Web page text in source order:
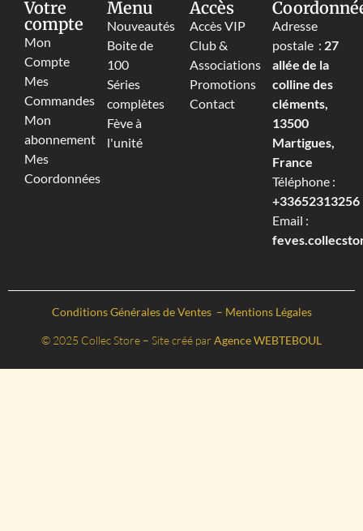
Votre
compte
Mon
Compte
Mes
Commandes
Mon
abonnement
Mes
Coordonnées
Menu
Nouveautés
Boite de
100
Séries
complètes
Fève à
l'unité
Accès
Accès VIP
Club &
Associations
Promotions
Contact
Adresse
postale : 27
allée de la
colline des
cléments,
13500
Martigues,
France
Téléphone :
+33652313256‬
Email :
Conditions Générales de Ventes – Mentions Légales
© 2025 Collec Store – Site créé par Agence WEBTEBOUL